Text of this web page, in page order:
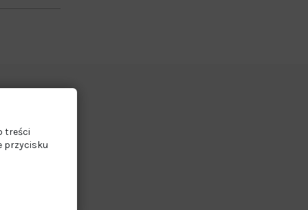
treści
przycisku